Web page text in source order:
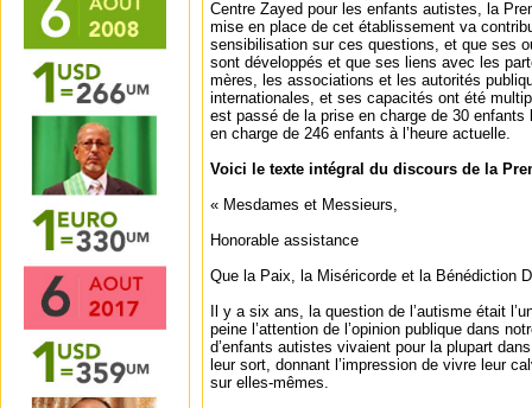
Centre Zayed pour les enfants autistes, la
mise en place de cet établissement va
sensibilisation sur ces questions, et que ses
sont développés et que ses liens avec les
mères, les associations et les autorités
internationales, et ses capacités ont été
est passé de la prise en charge de 30
en charge de 246 enfants à l’heure actuelle.
Voici le texte intégral du discours de la
« Mesdames et Messieurs,
Honorable assistance
Que la Paix, la Miséricorde et la Bénédiction
Il y a six ans, la question de l’autisme était
peine l’attention de l’opinion publique dans
d’enfants autistes vivaient pour la plupart
leur sort, donnant l’impression de vivre leur
sur elles-mêmes.